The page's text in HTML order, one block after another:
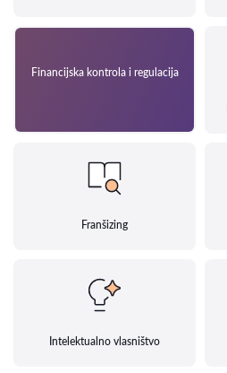
Financijska kontrola i regulacija
Franšizing
Intelektualno vlasništvo